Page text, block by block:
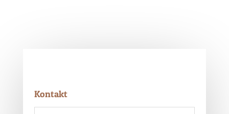
Kontakt